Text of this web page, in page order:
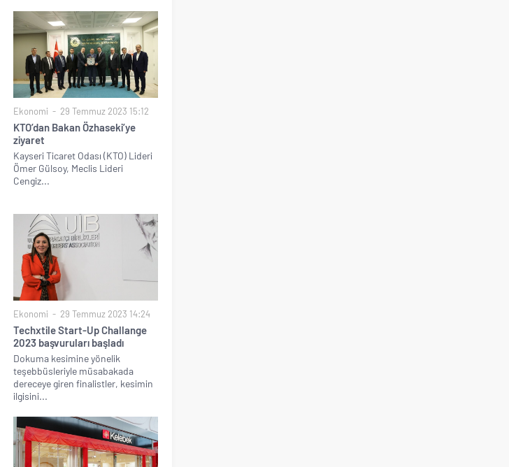
Ekonomi 29 Temmuz 2023 15:12
KTO’dan Bakan Özhaseki’ye
ziyaret
Kayseri Ticaret Odası (KTO) Lideri
Ömer Gülsoy, Meclis Lideri
Cengiz...
Ekonomi 29 Temmuz 2023 14:24
Techxtile Start-Up Challange
2023 başvuruları başladı
Dokuma kesimine yönelik
teşebbüsleriyle müsabakada
dereceye giren finalistler, kesimin
ilgisini...